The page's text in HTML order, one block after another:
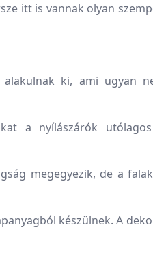
itt is vannak olyan
ki, ami ugyan
a nyílászárók utólagos
megegyezik, de a
készülnek. A